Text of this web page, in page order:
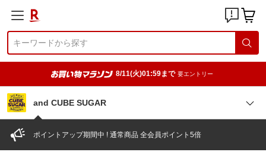
8/11(火)01:59まで 要エントリー
and CUBE SUGAR
ポイントアップ期間中 ! 通常商品 全会員ポイント5倍